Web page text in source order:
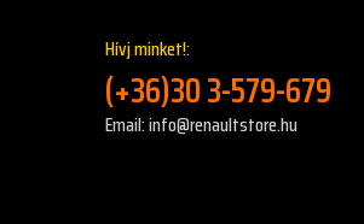
Hívj minket!:
(+36)30 3-579-679
Email: info@renaultstore.hu